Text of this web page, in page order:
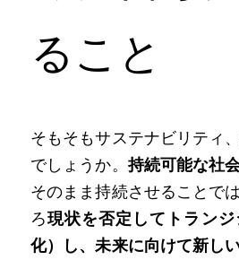
ること
そもそもサステナビリティ
でしょうか。 持続可能な社会
そのまま持続させることで
ろ現状を否定してトラン
化）し、未来に向けて新し